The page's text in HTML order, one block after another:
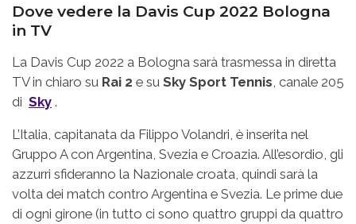
Dove vedere la Davis Cup 2022 Bologna
in TV
La Davis Cup 2022 a Bologna sarà trasmessa in diretta
TV in chiaro su Rai 2 e su Sky Sport Tennis , canale 205
di Sky .
L’Italia, capitanata da Filippo Volandri, è inserita nel
Gruppo A con Argentina, Svezia e Croazia. All’esordio, gli
azzurri sfideranno la Nazionale croata, quindi sarà la
volta dei match contro Argentina e Svezia. Le prime due
di ogni girone (in tutto ci sono quattro gruppi da quattro